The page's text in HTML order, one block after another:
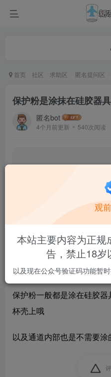
首页 社区 求助区 匿名提问区
保护粉是涂抹在硅胶器
匿名bot
4个月前更新 540次阅读
★★
保护粉是涂抹在硅
保护粉一般都是涂在硅胶
杯壳上哦
以及通道内部也是不需要涂
观
本站主要内容为正规
告，禁止18岁
以及现在公众号验证码功能暂